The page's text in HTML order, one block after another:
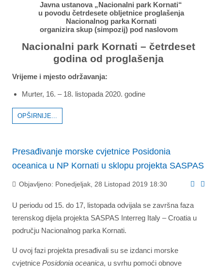
Javna ustanova „Nacionalni park Kornati“
u povodu četrdesete obljetnice proglašenja
Nacionalnog parka Kornati
organizira skup (simpozij) pod naslovom
Nacionalni park Kornati – četrdeset
godina od proglašenja
Vrijeme i mjesto održavanja:
Murter, 16. – 18. listopada 2020. godine
OPŠIRNIJE...
Presađivanje morske cvjetnice Posidonia
oceanica u NP Kornati u sklopu projekta SASPAS
Objavljeno: Ponedjeljak, 28 Listopad 2019 18:30
U periodu od 15. do 17, listopada odvijala se završna faza
terenskog dijela projekta SASPAS Interreg Italy – Croatia u
području Nacionalnog parka Kornati.
U ovoj fazi projekta presađivali su se izdanci morske
cvjetnice Posidonia oceanica, u svrhu pomoći obnove